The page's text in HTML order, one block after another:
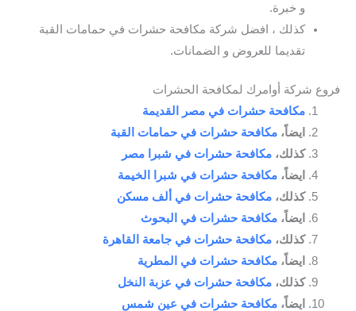
و خبرة.
كذلك ، افضل شركة مكافحة حشرات في حمامات القبة
تقديما للعروض و الضمانات.
فروع شركة أوامرك لمكافحة الحشرات
مكافحة حشرات في مصر القديمة
ايضاً، مكافحة حشرات في حمامات القبة
كذلك، مكافحة حشرات في شبرا مصر
ايضاً، مكافحة حشرات في شبرا الخيمة
كذلك، مكافحة حشرات في ألف مسكن
ايضاً، مكافحة حشرات في البحوث
كذلك، مكافحة حشرات في جامعة القاهرة
ايضاً، مكافحة حشرات في المطرية
كذلك، مكافحة حشرات في عزبة النخل
ايضاً، مكافحة حشرات في عين شمس